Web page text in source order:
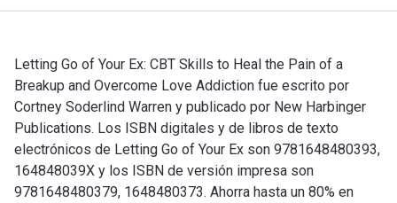
Letting Go of Your Ex: CBT Skills to Heal the Pain of a
Breakup and Overcome Love Addiction fue escrito por
Cortney Soderlind Warren y publicado por New Harbinger
Publications. Los ISBN digitales y de libros de texto
electrónicos de Letting Go of Your Ex son 9781648480393,
164848039X y los ISBN de versión impresa son
9781648480379, 1648480373. Ahorra hasta un 80% en